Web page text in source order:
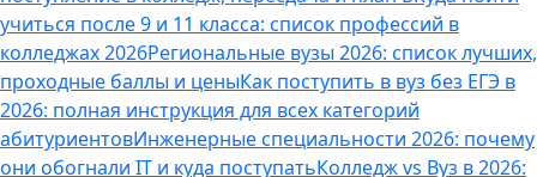
учиться после 9 и 11 класса: список профессий в
колледжах 2026Региональные вузы 2026: список лучших,
проходные баллы и ценыКак поступить в вуз без ЕГЭ в
2026: полная инструкция для всех категорий
абитуриентовИнженерные специальности 2026: почему
они обогнали IT и куда поступатьКолледж vs Вуз в 2026: